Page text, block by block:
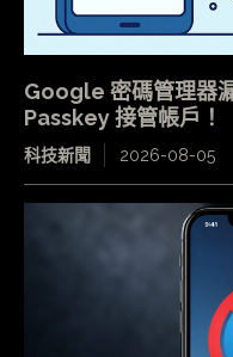
Google 密碼管理器
Passkey 接管帳戶！
科技新聞 2026-08-05